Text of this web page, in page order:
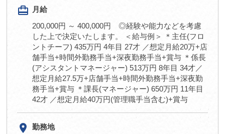
card_travel
月給
200,000円 ～ 400,000円 ◎経験や能力などを考慮
した上で決定いたします。 ＜給与例＞ ＊主任(フロ
ントチーフ) 435万円 4年目 27才 ／想定月給20万+店
舗手当+時間外勤務手当+深夜勤務手当+賞与 ＊係⻑
(アシスタントマネージャー) 513万円 8年目 34才／
想定月給27.5万+店舗手当+時間外勤務手当+深夜勤
務手当+賞与 ＊課⻑(マネージャー) 650万円 11年目
42才 ／想定月給40万円(管理職手当含む)+賞与
room
勤務地